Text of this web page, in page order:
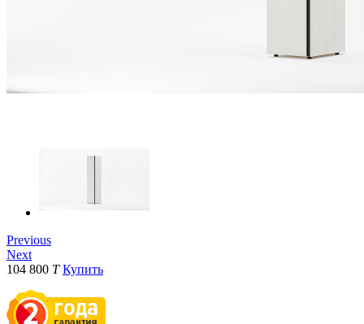
Previous
Next
104 800 T Купить